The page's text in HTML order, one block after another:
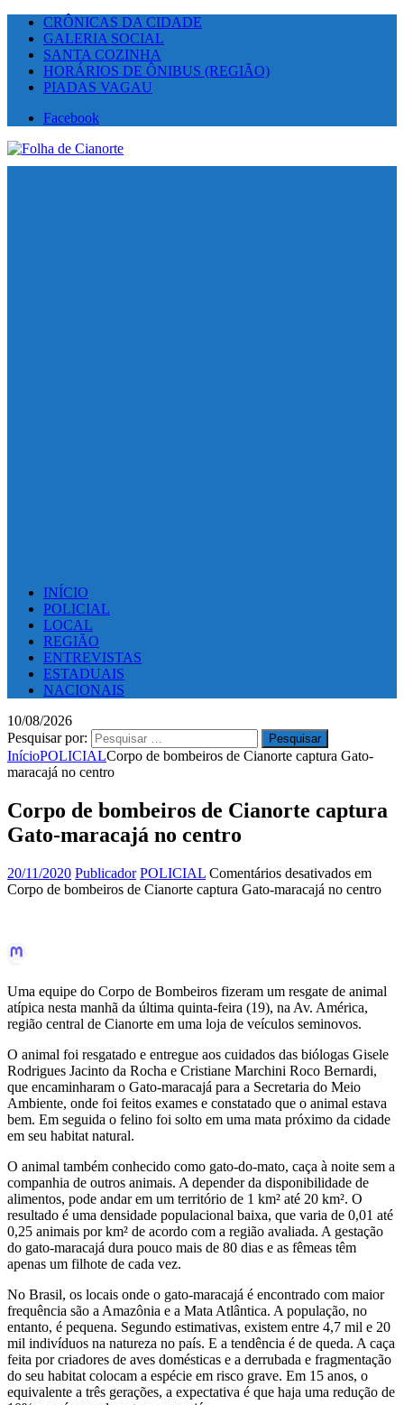
CRÔNICAS DA CIDADE
GALERIA SOCIAL
SANTA COZINHA
HORÁRIOS DE ÔNIBUS (REGIÃO)
PIADAS VAGAU
Facebook
INÍCIO
POLICIAL
LOCAL
REGIÃO
ENTREVISTAS
ESTADUAIS
NACIONAIS
10/08/2026
Pesquisar por:
InícioPOLICIALCorpo de bombeiros de Cianorte captura Gato-
maracajá no centro
Corpo de bombeiros de Cianorte captura
Gato-maracajá no centro
20/11/2020 Publicador POLICIAL Comentários desativados em
Corpo de bombeiros de Cianorte captura Gato-maracajá no centro
Uma equipe do Corpo de Bombeiros fizeram um resgate de animal
atípica nesta manhã da última quinta-feira (19), na Av. América,
região central de Cianorte em uma loja de veículos seminovos.
O animal foi resgatado e entregue aos cuidados das biólogas Gisele
Rodrigues Jacinto da Rocha e Cristiane Marchini Roco Bernardi,
que encaminharam o Gato-maracajá para a Secretaria do Meio
Ambiente, onde foi feitos exames e constatado que o animal estava
bem. Em seguida o felino foi solto em uma mata próximo da cidade
em seu habitat natural.
O animal também conhecido como gato-do-mato, caça à noite sem a
companhia de outros animais. A depender da disponibilidade de
alimentos, pode andar em um território de 1 km² até 20 km². O
resultado é uma densidade populacional baixa, que varia de 0,01 até
0,25 animais por km² de acordo com a região avaliada. A gestação
do gato-maracajá dura pouco mais de 80 dias e as fêmeas têm
apenas um filhote de cada vez.
No Brasil, os locais onde o gato-maracajá é encontrado com maior
frequência são a Amazônia e a Mata Atlântica. A população, no
entanto, é pequena. Segundo estimativas, existem entre 4,7 mil e 20
mil indivíduos na natureza no país. E a tendência é de queda. A caça
feita por criadores de aves domésticas e a derrubada e fragmentação
do seu habitat colocam a espécie em risco grave. Em 15 anos, o
equivalente a três gerações, a expectativa é que haja uma redução de